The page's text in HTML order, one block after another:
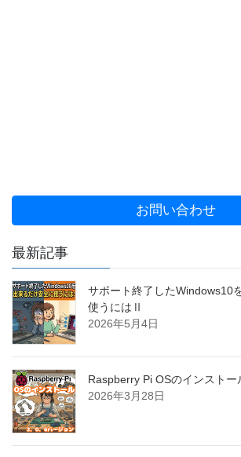
お問い合わせ
最新記事
サポート終了したWindows10
使うにはⅡ
2026年5月4日
Raspberry Pi OSのインスト
2026年3月28日